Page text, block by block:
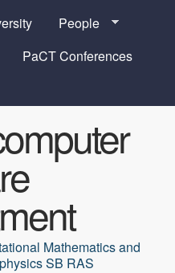
People
PaCT Conferences
Mathematics and
SB RAS